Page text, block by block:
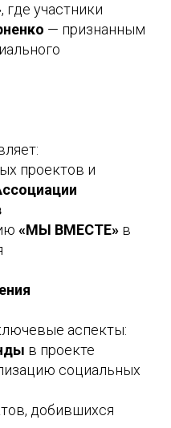
, где участники
— признанным
проектов и
«МЫ ВМЕСТЕ» в
аспекты:
в проекте
социальных
добившихся